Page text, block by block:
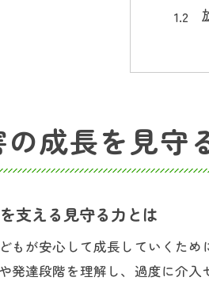
未来
成長を見守
支える見守る力とは
もが安心して成長していくた
発達段階を理解し、過度に介